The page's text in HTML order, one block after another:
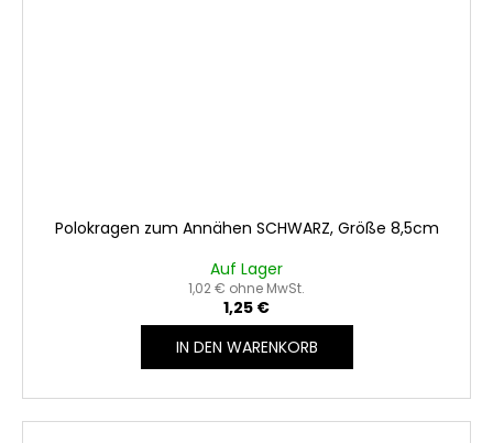
Polokragen zum Annähen SCHWARZ, Größe 8,5cm
Auf Lager
1,02 € ohne MwSt.
1,25 €
IN DEN WARENKORB